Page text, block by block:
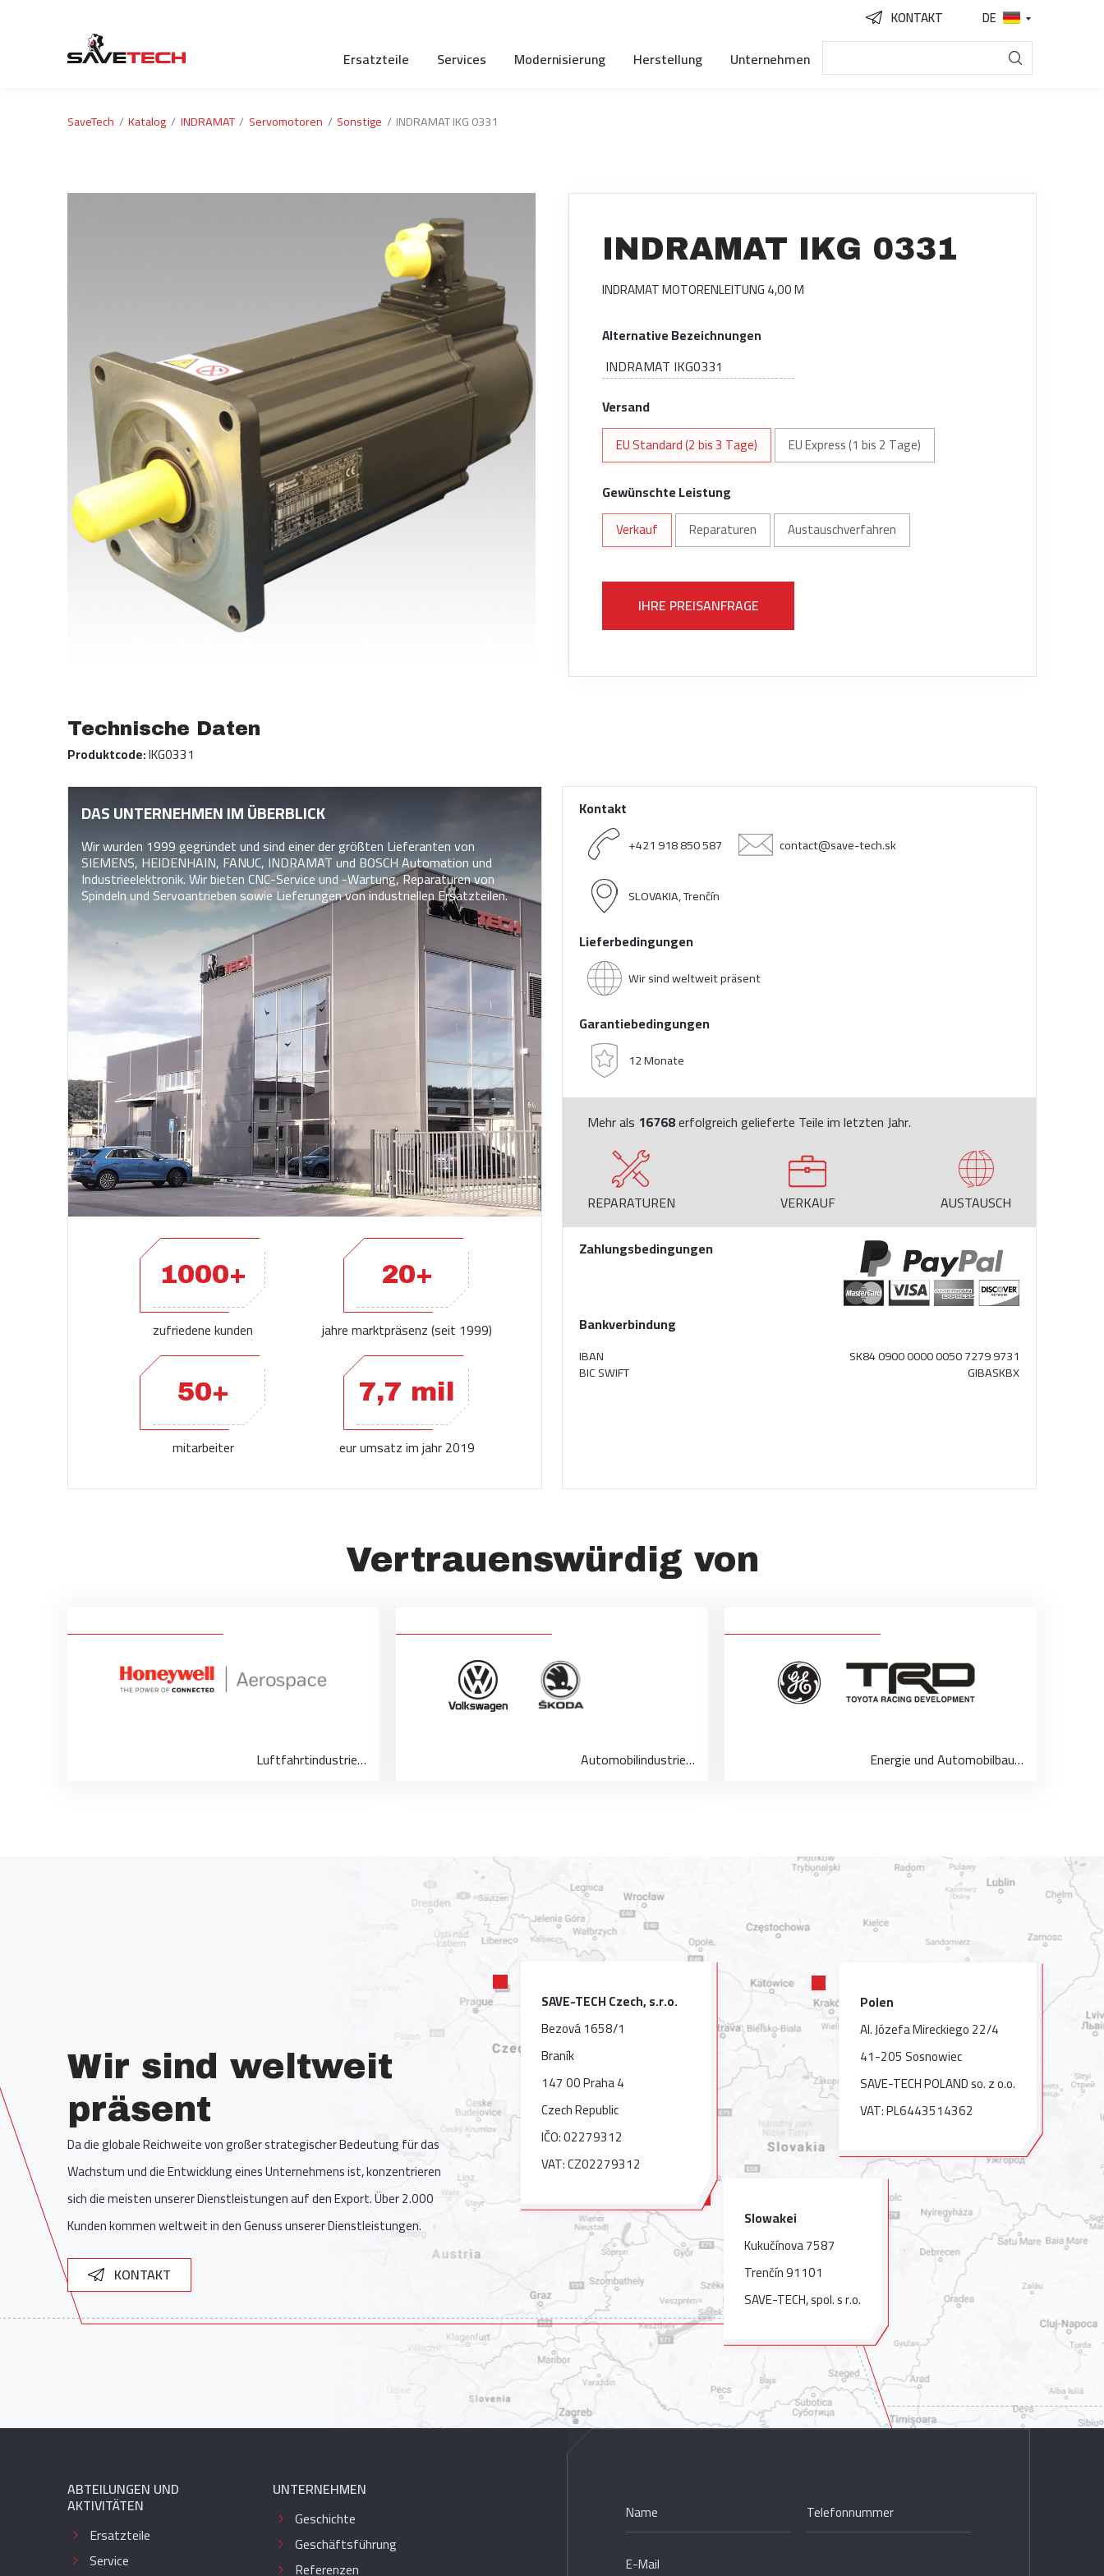
DE
KONTAKT
Ersatzteile Services Modernisierung Herstellung Unternehmen
SaveTech Katalog INDRAMAT Servomotoren Sonstige INDRAMAT IKG 0331
INDRAMAT IKG 0331
INDRAMAT MOTORENLEITUNG 4,00 M
Alternative Bezeichnungen
INDRAMAT IKG0331
Versand
EU Standard (2 bis 3 Tage) EU Express (1 bis 2 Tage)
Gewünschte Leistung
Verkauf Reparaturen Austauschverfahren
IHRE PREISANFRAGE
Technische Daten
Produktcode:IKG0331
Kontakt
+421 918 850 587 contact@save-tech.sk
SLOVAKIA, Trenčín
Lieferbedingungen
Wir sind weltweit präsent
Garantiebedingungen
12 Monate
Mehr als 16768erfolgreich gelieferte Teile im letzten Jahr.
REPARATUREN VERKAUF
AUSTAUSCH
Zahlungsbedingungen
Bankverbindung
IBAN SK84 0900 0000 0050 7279 9731
BIC SWIFT GIBASKBX
DAS UNTERNEHMEN IM ÜBERBLICK
Wir wurden 1999 gegründet und sind einer der größten Lieferanten von
SIEMENS, HEIDENHAIN, FANUC, INDRAMAT und BOSCH Automation und
Industrieelektronik. Wir bieten CNC-Service und -Wartung, Reparaturen von
Spindeln und Servoantrieben sowie Lieferungen von industriellen Ersatzteilen.
1000+
zufriedene kunden
20+
jahre marktpräsenz (seit 1999)
50+
mitarbeiter
7,7 mil
eur umsatz im jahr 2019
Vertrauenswürdig von
Luftfahrtindustrie… Automobilindustrie… Energie und Automobilbau…
Wir sind weltweit
präsent
Da die globale Reichweite von großer strategischer Bedeutung für das
Wachstum und die Entwicklung eines Unternehmens ist, konzentrieren
sich die meisten unserer Dienstleistungen auf den Export. Über 2.000
Kunden kommen weltweit in den Genuss unserer Dienstleistungen.
KONTAKT
Slowakei
Kukučínova 7587
Trenčín 91101
SAVE-TECH, spol. s r.o.
SAVE-TECH Czech, s.r.o.
Bezová 1658/1
Braník
147 00 Praha 4
Czech Republic
IČO: 02279312
VAT: CZ02279312
Polen
Al. Józefa Mireckiego 22/4
41-205 Sosnowiec
SAVE-TECH POLAND so. z o.o.
VAT: PL6443514362
ABTEILUNGEN UND
AKTIVITÄTEN
Ersatzteile
Service
UNTERNEHMEN
Geschichte
Geschäftsführung
Referenzen